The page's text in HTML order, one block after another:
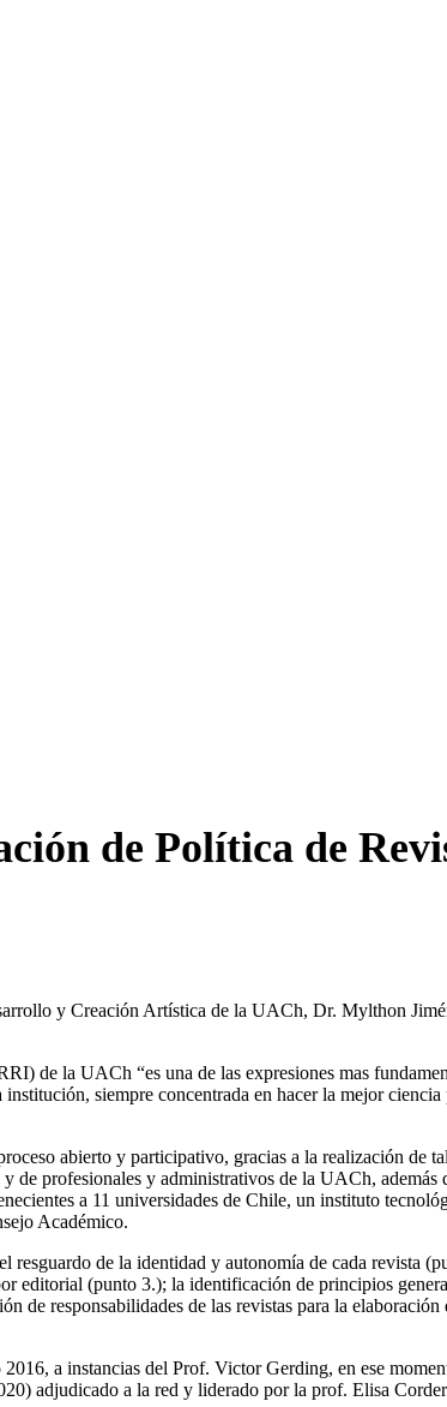
de Política de
y Creación Artística de la UACh, Dr. Mylthon
de la UACh “es una de las expresiones mas
siempre concentrada en hacer la mejor
abierto y participativo, gracias a la realización de
profesionales y administrativos de la UACh, además
a 11 universidades de Chile, un instituto
Académico.
resguardo de la identidad y autonomía de cada revista
editorial (punto 3.); la identificación de principios
de responsabilidades de las revistas para la
a instancias del Prof. Victor Gerding, en ese
adjudicado a la red y liderado por la prof. Elisa